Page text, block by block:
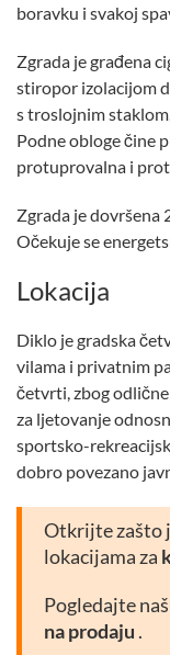
boravku i svakoj
Zgrada je građena
stiropor izolacijom
s troslojnim
Podne obloge čine
protuprovalna i
Zgrada je dovršena
Očekuje se
Lokacija
Diklo je gradska
vilama i privatnim
četvrti, zbog
za ljetovanje
sportsko-
dobro povezano
Otkrijte zašto
lokacijama za
Pogledajte
na prodaju .